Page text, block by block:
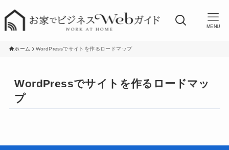
MENU
ホーム WordPressでサイトを作るロードマップ
WordPressでサイトを作るロードマッ
プ